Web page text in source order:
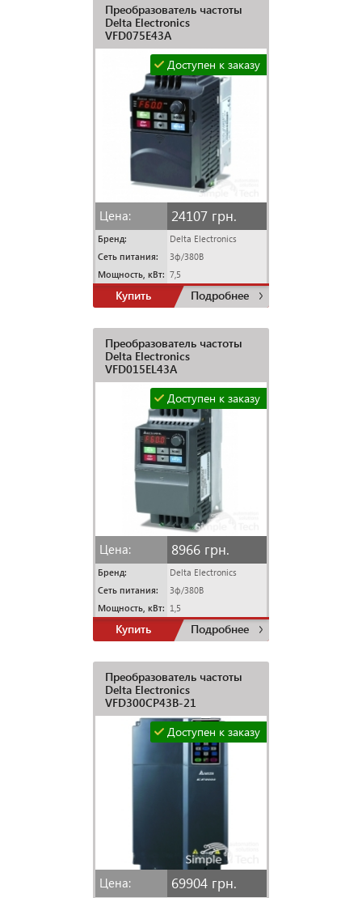
Преобразователь частоты
Delta Electronics
VFD075E43A
Доступен к заказу
Цена: 24107 грн.
Бренд: Delta Electronics
Сеть питания: 3ф/380В
Мощность, кВт: 7,5
Купить Подробнее
Преобразователь частоты
Delta Electronics
VFD015EL43A
Доступен к заказу
Цена: 8966 грн.
Бренд: Delta Electronics
Сеть питания: 3ф/380В
Мощность, кВт: 1,5
Купить Подробнее
Преобразователь частоты
Delta Electronics
VFD300CP43B-21
Доступен к заказу
Цена: 69904 грн.